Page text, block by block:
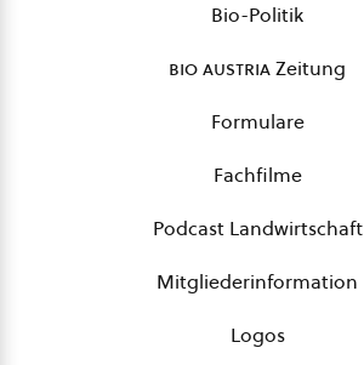
Bio-Politik
bio austriaZeitung
Formulare
Fachfilme
Podcast Landwirtschaft
Mitgliederinformation
Logos